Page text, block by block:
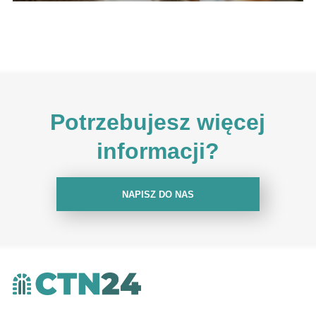
Potrzebujesz więcej
informacji?
NAPISZ DO NAS